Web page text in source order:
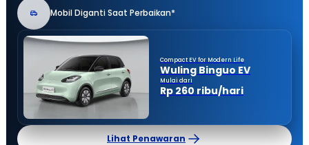
Mobil Diganti Saat Perbaikan*
Compact EV for Modern Life
Wuling Binguo EV
Mulai dari
Rp 260 ribu/hari
Lihat Penawaran